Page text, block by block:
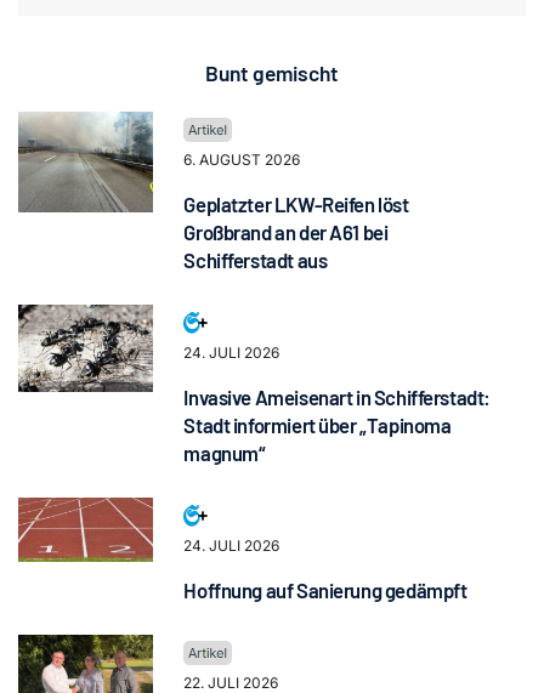
Bunt gemischt
6. AUGUST 2026
Geplatzter LKW-Reifen löst
Großbrand an der A61 bei
Schifferstadt aus
24. JULI 2026
Invasive Ameisenart in Schifferstadt:
Stadt informiert über „Tapinoma
magnum“
24. JULI 2026
Hoffnung auf Sanierung gedämpft
22. JULI 2026